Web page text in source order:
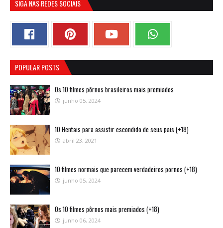
SIGA NAS REDES SOCIAIS
POPULAR POSTS
Os 10 filmes pôrnos brasileiros mais premiados
junho 05, 2024
10 Hentais para assistir escondido de seus pais (+18)
abril 23, 2021
10 filmes normais que parecem verdadeiros pornos (+18)
junho 05, 2024
Os 10 filmes pôrnos mais premiados (+18)
junho 06, 2024